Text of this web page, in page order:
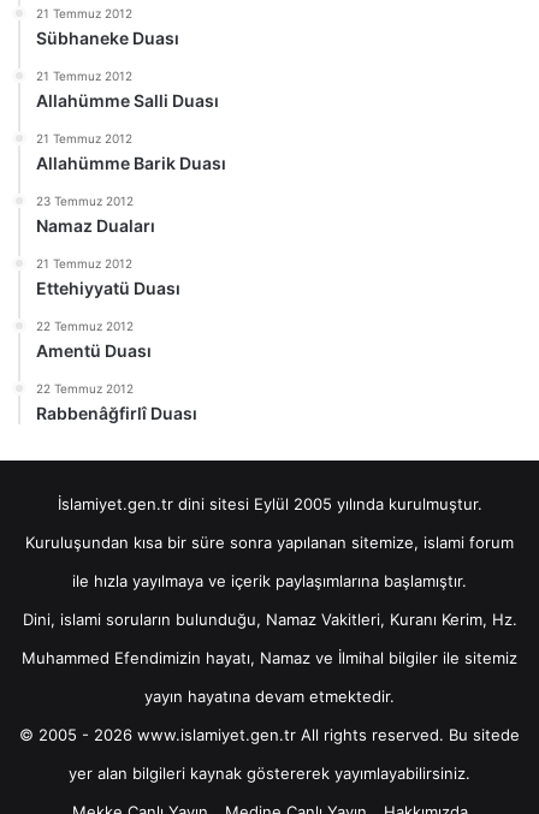
21 Temmuz 2012
Sübhaneke Duası
21 Temmuz 2012
Allahümme Salli Duası
21 Temmuz 2012
Allahümme Barik Duası
23 Temmuz 2012
Namaz Duaları
21 Temmuz 2012
Ettehiyyatü Duası
22 Temmuz 2012
Amentü Duası
22 Temmuz 2012
Rabbenâğfirlî Duası
İslamiyet.gen.tr dini sitesi Eylül 2005 yılında kurulmuştur.
Kuruluşundan kısa bir süre sonra yapılanan sitemize, islami forum
ile hızla yayılmaya ve içerik paylaşımlarına başlamıştır.
Dini, islami soruların bulunduğu, Namaz Vakitleri, Kuranı Kerim, Hz.
Muhammed Efendimizin hayatı, Namaz ve İlmihal bilgiler ile sitemiz
yayın hayatına devam etmektedir.
© 2005 - 2026 www.islamiyet.gen.tr All rights reserved. Bu sitede
yer alan bilgileri kaynak göstererek yayımlayabilirsiniz.